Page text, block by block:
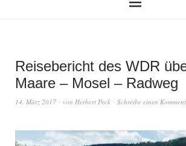
Reisebericht des WDR
Maare – Mosel – Radweg
14. März 2017 von Herbert Peck Schreibe einen